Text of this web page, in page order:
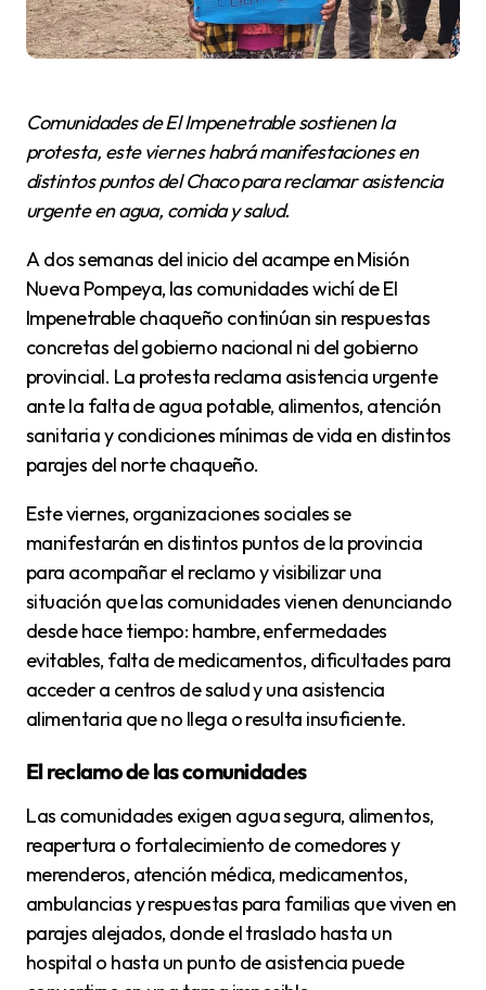
Comunidades de El Impenetrable sostienen la
protesta, este viernes habrá manifestaciones en
distintos puntos del Chaco para reclamar asistencia
urgente en agua, comida y salud.
A dos semanas del inicio del acampe en Misión
Nueva Pompeya, las comunidades wichí de El
Impenetrable chaqueño continúan sin respuestas
concretas del gobierno nacional ni del gobierno
provincial. La protesta reclama asistencia urgente
ante la falta de agua potable, alimentos, atención
sanitaria y condiciones mínimas de vida en distintos
parajes del norte chaqueño.
Este viernes, organizaciones sociales se
manifestarán en distintos puntos de la provincia
para acompañar el reclamo y visibilizar una
situación que las comunidades vienen denunciando
desde hace tiempo: hambre, enfermedades
evitables, falta de medicamentos, dificultades para
acceder a centros de salud y una asistencia
alimentaria que no llega o resulta insuficiente.
El reclamo de las comunidades
Las comunidades exigen agua segura, alimentos,
reapertura o fortalecimiento de comedores y
merenderos, atención médica, medicamentos,
ambulancias y respuestas para familias que viven en
parajes alejados, donde el traslado hasta un
hospital o hasta un punto de asistencia puede